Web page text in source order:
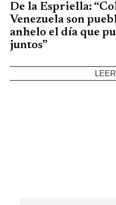
De la Espriella:
Venezuela son
anhelo el día que
juntos”
LEER